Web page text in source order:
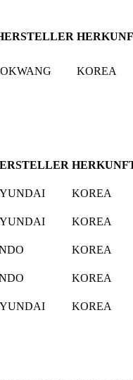
KOREA
KOREA
KOREA
KOREA
KOREA
KOREA